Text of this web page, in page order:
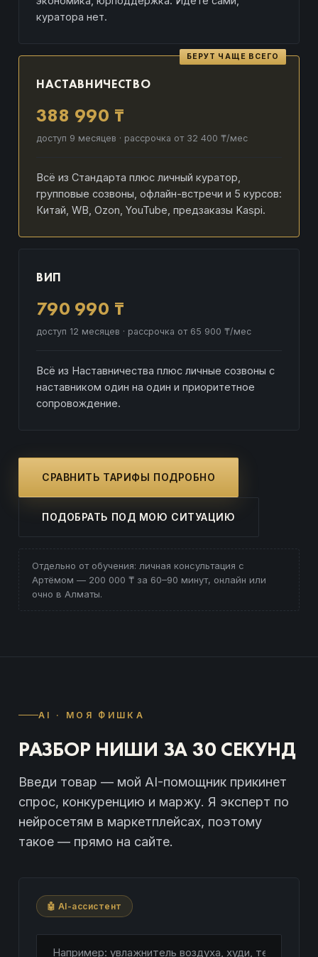
куратора нет.
БЕРУТ ЧАЩЕ ВСЕГО
НАСТАВНИЧЕСТВО
388 990 ₸
доступ 9 месяцев · рассрочка от 32 400 ₸/мес
Всё из Стандарта плюс личный куратор,
групповые созвоны, офлайн-встречи и 5 курсов:
Китай, WB, Ozon, YouTube, предзаказы Kaspi.
ВИП
790 990 ₸
доступ 12 месяцев · рассрочка от 65 900 ₸/мес
Всё из Наставничества плюс личные созвоны с
наставником один на один и приоритетное
сопровождение.
СРАВНИТЬ ТАРИФЫ ПОДРОБНО
ПОДОБРАТЬ ПОД МОЮ СИТУАЦИЮ
Отдельно от обучения: личная консультация с
Артёмом — 200 000 ₸ за 60–90 минут, онлайн или
очно в Алматы.
AI · МОЯ ФИШКА
РАЗБОР НИШИ ЗА 30 СЕКУНД
Введи товар — мой AI-помощник прикинет
спрос, конкуренцию и маржу. Я эксперт по
нейросетям в маркетплейсах, поэтому
такое — прямо на сайте.
🤖 AI-ассистент